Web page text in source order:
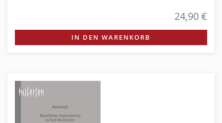
24,90 €
IN DEN WARENKORB